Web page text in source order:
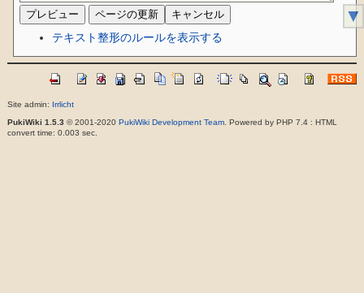
テキスト整形のルールを表示する
Site admin: Irrlicht
PukiWiki 1.5.3 © 2001-2020 PukiWiki Development Team. Powered by PHP 7.4 : HTML
convert time: 0.003 sec.
▼